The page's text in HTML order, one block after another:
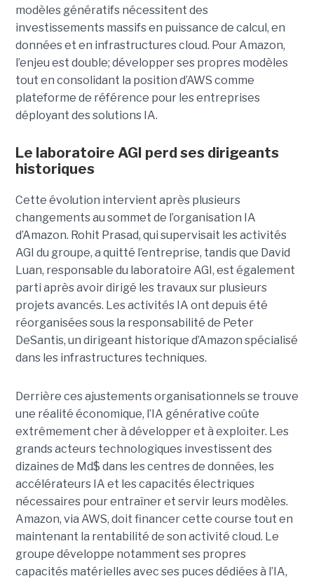
modèles génératifs nécessitent des
investissements massifs en puissance de calcul, en
données et en infrastructures cloud. Pour Amazon,
l’enjeu est double; développer ses propres modèles
tout en consolidant la position d’AWS comme
plateforme de référence pour les entreprises
déployant des solutions IA.
Le laboratoire AGI perd ses dirigeants
historiques
Cette évolution intervient après plusieurs
changements au sommet de l’organisation IA
d’Amazon. Rohit Prasad, qui supervisait les activités
AGI du groupe, a quitté l’entreprise, tandis que David
Luan, responsable du laboratoire AGI, est également
parti après avoir dirigé les travaux sur plusieurs
projets avancés. Les activités IA ont depuis été
réorganisées sous la responsabilité de Peter
DeSantis, un dirigeant historique d’Amazon spécialisé
dans les infrastructures techniques.
Derrière ces ajustements organisationnels se trouve
une réalité économique, l’IA générative coûte
extrêmement cher à développer et à exploiter. Les
grands acteurs technologiques investissent des
dizaines de Md$ dans les centres de données, les
accélérateurs IA et les capacités électriques
nécessaires pour entraîner et servir leurs modèles.
Amazon, via AWS, doit financer cette course tout en
maintenant la rentabilité de son activité cloud. Le
groupe développe notamment ses propres
capacités matérielles avec ses puces dédiées à l’IA,